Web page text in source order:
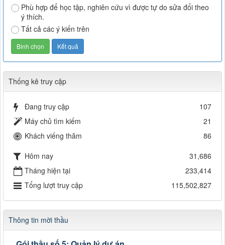
Phù hợp để học tập, nghiên cứu vì được tự do sửa đổi theo
ý thích.
Tất cả các ý kiến trên
Thống kê truy cập
Đang truy cập
107
Máy chủ tìm kiếm
21
Khách viếng thăm
86
Hôm nay
31,686
Tháng hiện tại
233,414
Tổng lượt truy cập
115,502,827
Thông tin mời thầu